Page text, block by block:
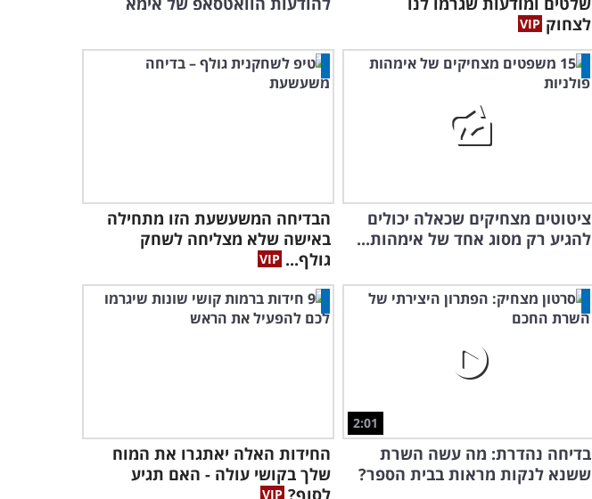
לצחוק
ציטוטים מצחיקים שכאלה יכולים
להגיע רק מסוג אחד של אימהות...
הבדיחה המשעשעת הזו מתחילה
באישה שלא מצליחה לשחק
גולף...
2:01
בדיחה נהדרת: מה עשה השרת
ששנא לנקות מראות בבית הספר?
החידות האלה יאתגרו את המוח
שלך בקושי עולה - האם תגיע
לסוף?